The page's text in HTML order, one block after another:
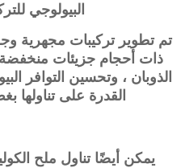
البيولوجي
تم تطوير تركيبات مجهرية
ذات أحجام جزيئات منخفضة
الذوبان ، وتحسين التوافر
القدرة على تناولها
يمكن أيضًا تناول ملح